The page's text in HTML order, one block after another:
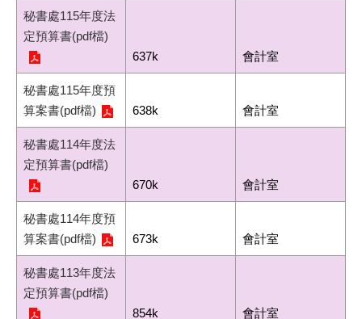
秘書處115年度法
定預算書(pdf檔)
637k
會計室
秘書處115年度預
算案書(pdf檔)
638k 會計室
秘書處114年度法
定預算書(pdf檔)
670k
會計室
秘書處114年度預
算案書(pdf檔)
673k 會計室
秘書處113年度法
定預算書(pdf檔)
854k
會計室